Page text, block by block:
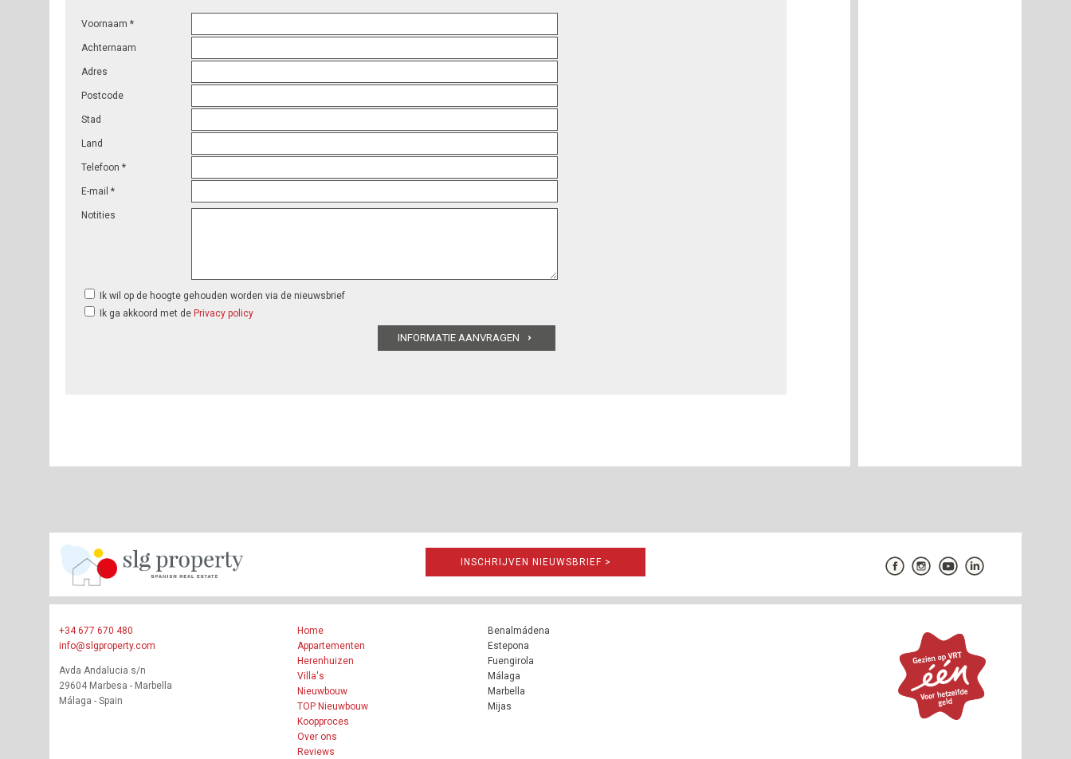
Voornaam *
Achternaam
Adres
Postcode
Stad
Land
Telefoon *
E-mail *
Notities
Ik wil op de hoogte gehouden worden via de nieuwsbrief
Ik ga akkoord met de Privacy policy
INSCHRIJVEN NIEUWSBRIEF >
+34 677 670 480
info@slgproperty.com
Avda Andalucia s/n
29604 Marbesa - Marbella
Málaga - Spain
Home
Appartementen
Herenhuizen
Villa's
Nieuwbouw
TOP Nieuwbouw
Koopproces
Over ons
Reviews
Benalmádena
Estepona
Fuengirola
Málaga
Marbella
Mijas